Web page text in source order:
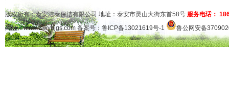
版权所有：泰安洁泰保洁有限公司 地址：泰安市灵山大街东首58号 服务电话：
网址：www.tswybjgs.com备案号： 鲁ICP备13021619号-1 鲁公网安备